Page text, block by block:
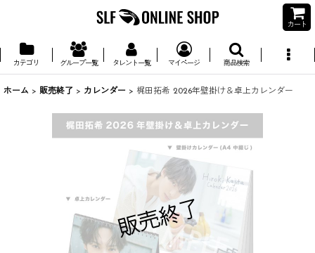
カート
カテゴリ グループ一覧 タレント一覧 マイページ 商品検索
ホーム > 販売終了 > カレンダー > 梶田拓希 2026年壁掛け＆卓上カレンダー